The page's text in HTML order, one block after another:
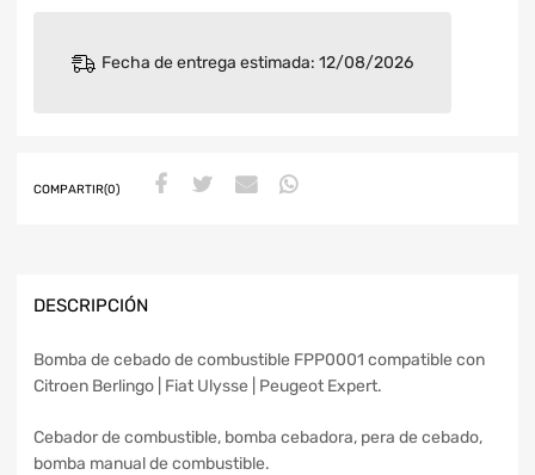
Fecha de entrega estimada: 12/08/2026
COMPARTIR(0)
DESCRIPCIÓN
Bomba de cebado de combustible FPP0001 compatible con
Citroen Berlingo | Fiat Ulysse | Peugeot Expert.
Cebador de combustible, bomba cebadora, pera de cebado,
bomba manual de combustible.